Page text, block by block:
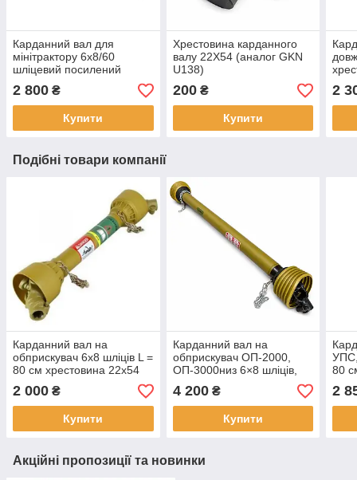
Карданний вал для
мінітрактору 6х8/60
шліцевий посилений
хрестовина 27х70
2 800 ₴
Купити
Хрестовина карданного
валу 22Х54 (аналог GKN
U138)
200₴
Купити
2
Подібні товари компанії
Карданний вал на
обприскувач 6х8 шліців L =
80 см хрестовина 22х54
2 000 ₴
Купити
Карданний вал на
обприскувач ОП-2000,
ОП-3000низ 6×8 шліців,
24×63)
4 200₴
Купити
80
2
Акційні пропозиції та новинки